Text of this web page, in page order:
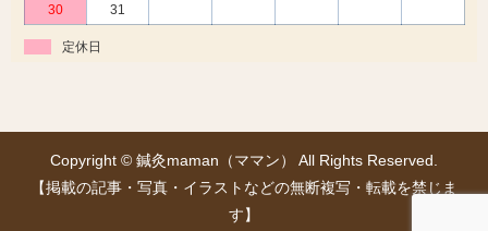
30
31
定休日
Copyright © 鍼灸maman（ママン） All Rights Reserved.
【掲載の記事・写真・イラストなどの無断複写・転載を禁じま
す】